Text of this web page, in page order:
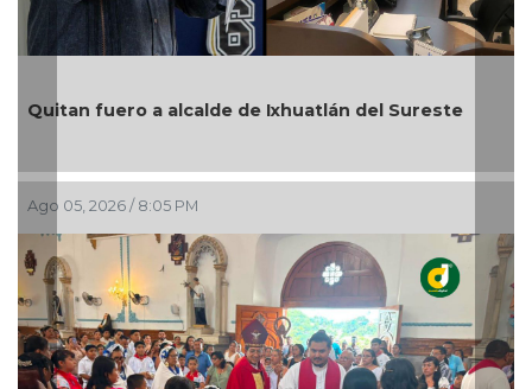
Quitan fuero a alcalde de Ixhuatlán del Sureste
Ago 05, 2026 / 8:05 PM